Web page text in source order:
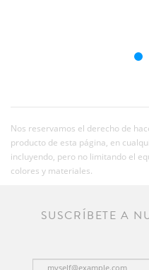
Nos reservamos el derecho de
producto de esta página, en
incluyendo, pero no limitando el
colores y materiales.
SUSCRÍBETE A